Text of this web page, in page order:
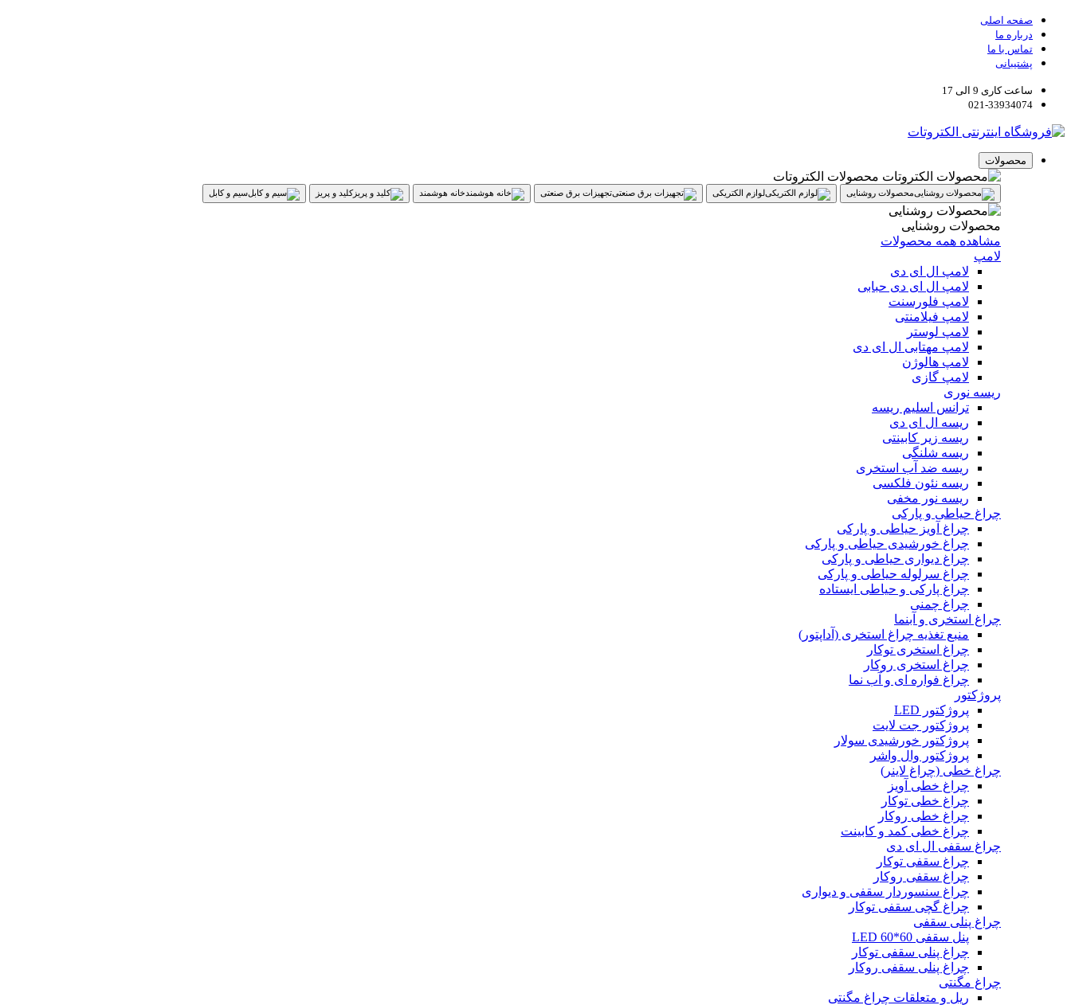
صفحه اصلی
درباره ما
تماس با ما
پشتیبانی
ساعت کاری 9 الی 17
021-33934074
محصولات
محصولات الکتروتات
محصولات روشنایی لوازم الکتریکی تجهیزات برق صنعتی خانه هوشمند کلید و پریز سیم و کابل
محصولات روشنایی
مشاهده همه محصولات
لامپ
لامپ ال ای دی
لامپ ال ای دی حبابی
لامپ فلورسنت
لامپ فیلامنتی
لامپ لوستر
لامپ مهتابی ال ای دی
لامپ هالوژن
لامپ گازی
ریسه نوری
ترانس اسلیم ریسه
ریسه ال ای دی
ریسه زیر کابینتی
ریسه شلنگی
ریسه ضد آب استخری
ریسه نئون فلکسی
ریسه نور مخفی
چراغ حیاطی و پارکی
چراغ آویز حیاطی و پارکی
چراغ خورشیدی حیاطی و پارکی
چراغ دیواری حیاطی و پارکی
چراغ سرلوله حیاطی و پارکی
چراغ پارکی و حیاطی ایستاده
چراغ چمنی
چراغ استخری و آبنما
منبع تغذیه چراغ استخری (آداپتور)
چراغ استخری توکار
چراغ استخری روکار
چراغ فواره ای و آب نما
پروژکتور
پروژکتور LED
پروژکتور جت لایت
پروژکتور خورشیدی سولار
پروژکتور وال واشر
چراغ خطی (چراغ لاینر)
چراغ خطی آویز
چراغ خطی توکار
چراغ خطی روکار
چراغ خطی کمد و کابینت
چراغ سقفی ال ای دی
چراغ سقفی توکار
چراغ سقفی روکار
چراغ سنسوردار سقفی و دیواری
چراغ گچی سقفی توکار
چراغ پنلی سقفی
پنل سقفی 60*60 LED
چراغ پنلی سقفی توکار
چراغ پنلی سقفی روکار
چراغ مگنتی
ریل و متعلقات چراغ مگنتی